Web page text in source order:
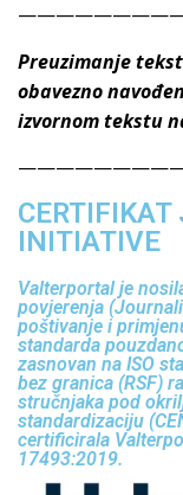
Preuzimanje
obavezno
izvornom tekstu
INITIATIVE
Valterportal je
povjerenja
poštivanje i
standarda
zasnovan na ISO
bez granica (RSF)
stručnjaka pod
standardizaciju
certificirala
17493:2019.